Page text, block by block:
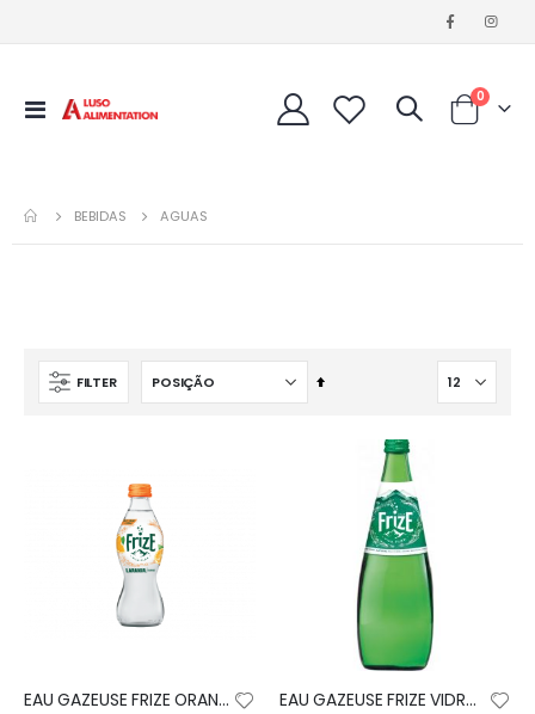
Alternar
Cart
0artigos
BEBIDAS AGUAS
FILTER
Definir
EAU GAZEUSE FRIZE ORANGE 25CL EAU GAZEUSE FRIZE VIDRO 75CL